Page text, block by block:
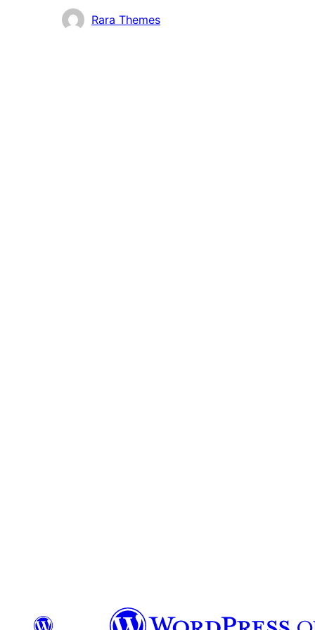
NhữngRara Themes